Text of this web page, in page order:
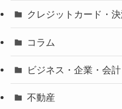
クレジットカード・
コラム
ビジネス・企業・会計
不動産